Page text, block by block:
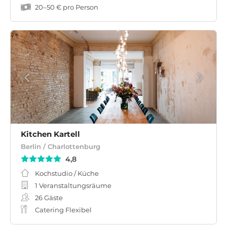
20–50 € pro Person
Kitchen Kartell
Berlin / Charlottenburg
4,8
Kochstudio / Küche
1 Veranstaltungsräume
26Gäste
Catering Flexibel